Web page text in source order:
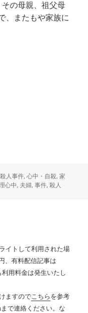
の母親、祖父母
、またもや家族に
殺人事件,心中・自殺,家
心中, 夫婦,事件,殺人
イトして利用された場
、有料配信記事は
用料金は発生いたし
ますのでこちらを参考
で連絡ください。な